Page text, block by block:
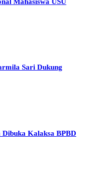
Sari Dukung
Kalaksa BPBD